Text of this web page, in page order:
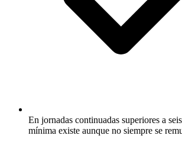
En jornadas continuadas superiores a
mínima existe aunque no siempre se